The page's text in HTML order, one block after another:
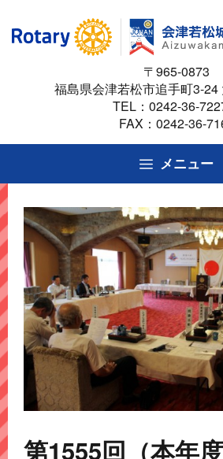
ス
ッ
プ
〒965-0873
福島県会津若松市追手町3-24
TEL： 0242-36-
FAX：0242-36-
メニュー
第1555回（本年